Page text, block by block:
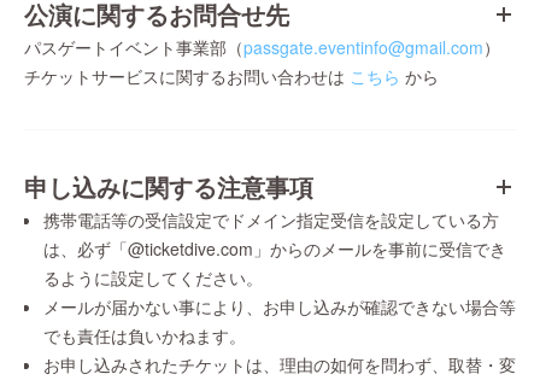
公演に関するお問合せ先
パスゲートイベント事業部（passgate.eventinfo@gmail.com）
チケットサービスに関するお問い合わせは こちら から
申し込みに関する注意事項
携帯電話等の受信設定でドメイン指定受信を設定している方
は、必ず「@ticketdive.com」からのメールを事前に受信でき
るように設定してください。
メールが届かない事により、お申し込みが確認できない場合等
でも責任は負いかねます。
お申し込みされたチケットは、理由の如何を問わず、取替・変